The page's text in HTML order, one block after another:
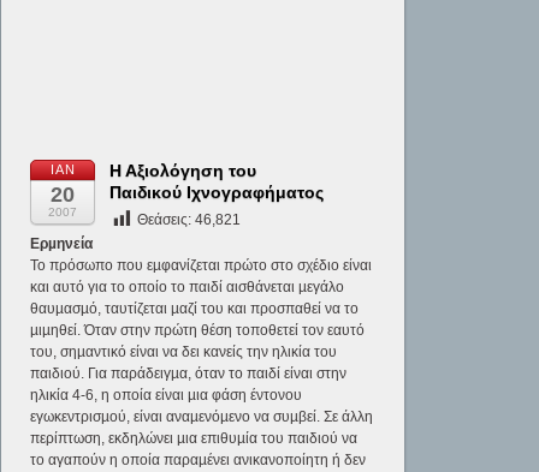
ΙΑΝ
20
2007
Η Αξιολόγηση του
Παιδικού Ιχνογραφήματος
Θεάσεις: 46,821
Ερµηνεία
Το πρόσωπο που εµφανίζεται πρώτο στο σχέδιο είναι
και αυτό για το οποίο το παιδί αισθάνεται µεγάλο
θαυµασµό, ταυτίζεται µαζί του και προσπαθεί να το
µιµηθεί. Όταν στην πρώτη θέση τοποθετεί τον εαυτό
του, σηµαντικό είναι να δει κανείς την ηλικία του
παιδιού. Για παράδειγµα, όταν το παιδί είναι στην
ηλικία 4-6, η οποία είναι µια φάση έντονου
εγωκεντρισµού, είναι αναµενόµενο να συµβεί. Σε άλλη
περίπτωση, εκδηλώνει µια επιθυµία του παιδιού να
το αγαπούν η οποία παραµένει ανικανοποίητη ή δεν